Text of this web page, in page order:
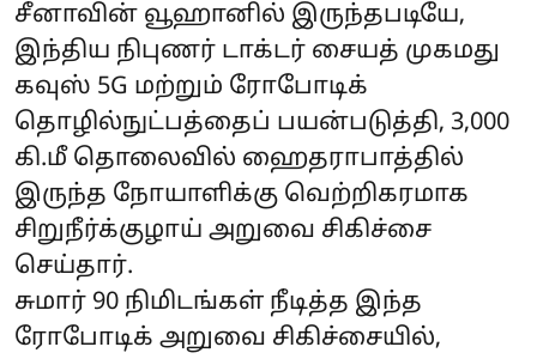
சீனாவின் வூஹானில் இருந்தபடியே,
இந்திய நிபுணர் டாக்டர் சையத் முகமது
கவுஸ் 5G மற்றும் ரோபோடிக்
தொழில்நுட்பத்தைப் பயன்படுத்தி, 3,000
கி.மீ தொலைவில் ஹைதராபாத்தில்
இருந்த நோயாளிக்கு வெற்றிகரமாக
சிறுநீர்க்குழாய் அறுவை சிகிச்சை
செய்தார்.
சுமார் 90 நிமிடங்கள் நீடித்த இந்த
ரோபோடிக் அறுவை சிகிச்சையில்,